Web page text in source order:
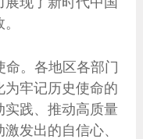
命。各地区各部门
牢记历史使命的
实践、推动高质量
发出的自信心、